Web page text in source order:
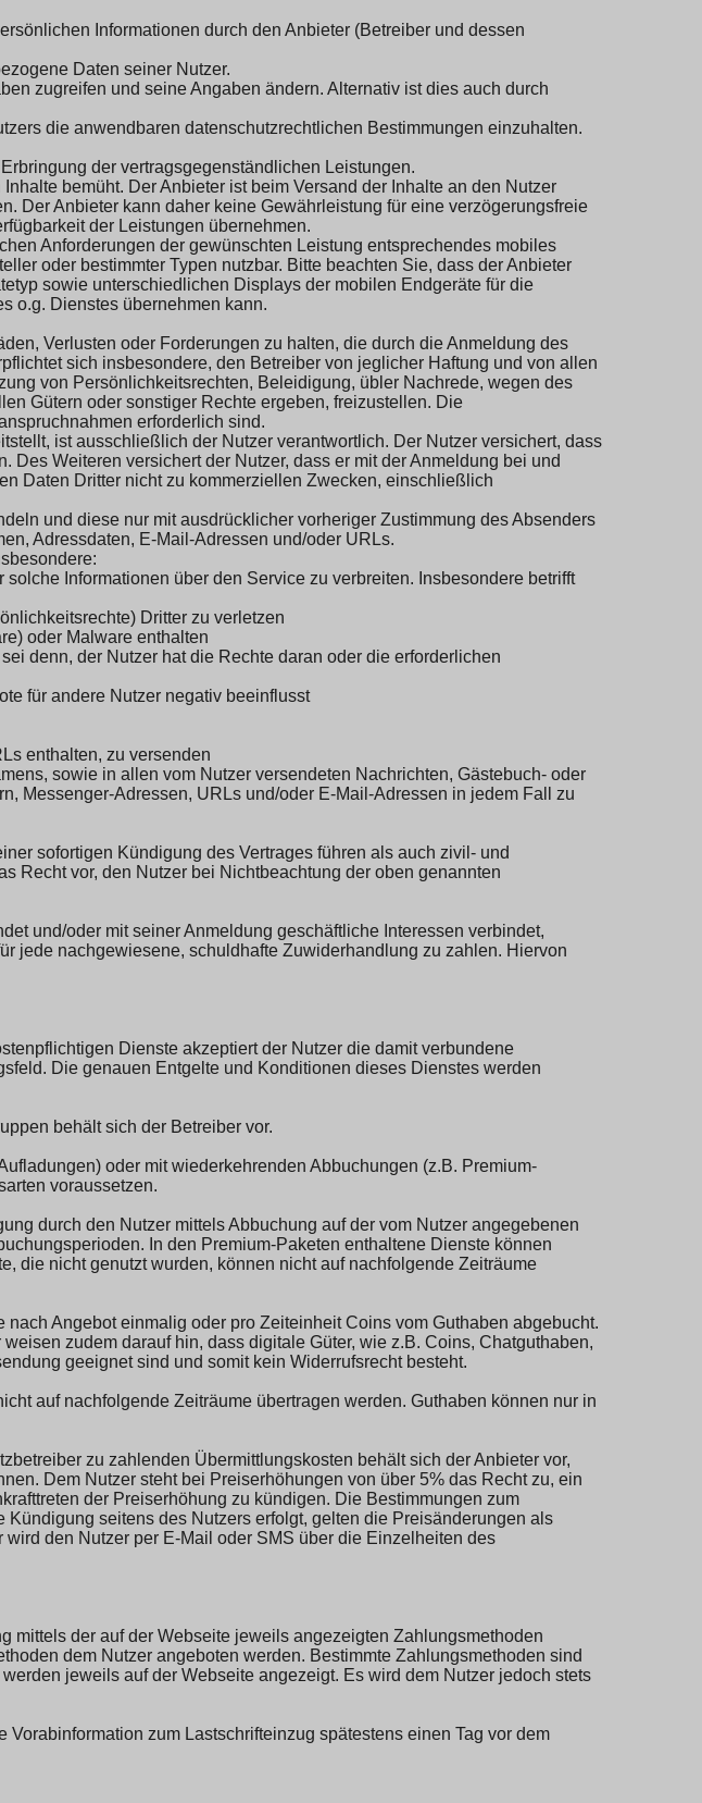
Informationen durch den Anbieter (Betreiber und dessen
Daten seiner Nutzer.
zugreifen und seine Angaben ändern. Alternativ ist dies auch durch
die anwendbaren datenschutzrechtlichen Bestimmungen einzuhalten.
der vertragsgegenständlichen Leistungen.
bemüht. Der Anbieter ist beim Versand der Inhalte an den Nutzer
Der Anbieter kann daher keine Gewährleistung für eine verzögerungsfreie
der Leistungen übernehmen.
Anforderungen der gewünschten Leistung entsprechendes mobiles
oder bestimmter Typen nutzbar. Bitte beachten Sie, dass der Anbieter
sowie unterschiedlichen Displays der mobilen Endgeräte für die
o.g. Dienstes übernehmen kann.
Verlusten oder Forderungen zu halten, die durch die Anmeldung des
sich insbesondere, den Betreiber von jeglicher Haftung und von allen
von Persönlichkeitsrechten, Beleidigung, übler Nachrede, wegen des
Gütern oder sonstiger Rechte ergeben, freizustellen. Die
erforderlich sind.
ist ausschließlich der Nutzer verantwortlich. Der Nutzer versichert, dass
Weiteren versichert der Nutzer, dass er mit der Anmeldung bei und
Daten Dritter nicht zu kommerziellen Zwecken, einschließlich
und diese nur mit ausdrücklicher vorheriger Zustimmung des Absenders
Adressdaten, E-Mail-Adressen und/oder URLs.
Informationen über den Service zu verbreiten. Insbesondere betrifft
Dritter zu verletzen
oder Malware enthalten
denn, der Nutzer hat die Rechte daran oder die erforderlichen
für andere Nutzer negativ beeinflusst
enthalten, zu versenden
sowie in allen vom Nutzer versendeten Nachrichten, Gästebuch- oder
Messenger-Adressen, URLs und/oder E-Mail-Adressen in jedem Fall zu
sofortigen Kündigung des Vertrages führen als auch zivil- und
Recht vor, den Nutzer bei Nichtbeachtung der oben genannten
und/oder mit seiner Anmeldung geschäftliche Interessen verbindet,
jede nachgewiesene, schuldhafte Zuwiderhandlung zu zahlen. Hiervon
Dienste akzeptiert der Nutzer die damit verbundene
Die genauen Entgelte und Konditionen dieses Dienstes werden
behält sich der Betreiber vor.
oder mit wiederkehrenden Abbuchungen (z.B. Premium-
voraussetzen.
durch den Nutzer mittels Abbuchung auf der vom Nutzer angegebenen
In den Premium-Paketen enthaltene Dienste können
die nicht genutzt wurden, können nicht auf nachfolgende Zeiträume
Angebot einmalig oder pro Zeiteinheit Coins vom Guthaben abgebucht.
zudem darauf hin, dass digitale Güter, wie z.B. Coins, Chatguthaben,
geeignet sind und somit kein Widerrufsrecht besteht.
auf nachfolgende Zeiträume übertragen werden. Guthaben können nur in
zu zahlenden Übermittlungskosten behält sich der Anbieter vor,
Dem Nutzer steht bei Preiserhöhungen von über 5% das Recht zu, ein
der Preiserhöhung zu kündigen. Die Bestimmungen zum
seitens des Nutzers erfolgt, gelten die Preisänderungen als
den Nutzer per E-Mail oder SMS über die Einzelheiten des
mittels der auf der Webseite jeweils angezeigten Zahlungsmethoden
dem Nutzer angeboten werden. Bestimmte Zahlungsmethoden sind
jeweils auf der Webseite angezeigt. Es wird dem Nutzer jedoch stets
zum Lastschrifteinzug spätestens einen Tag vor dem